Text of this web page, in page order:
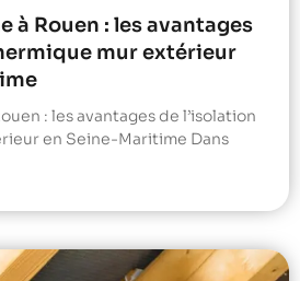
à Rouen : les avantages
mur extérieur
: les avantages de l’isolation
en Seine-Maritime Dans